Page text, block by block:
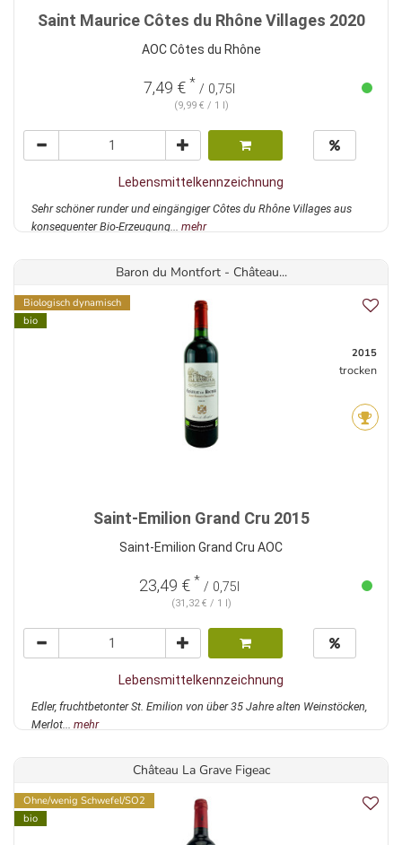
Saint Maurice Côtes du Rhône Villages 2020
AOC Côtes du Rhône
7,49 € * / 0,75l
(9,99 € / 1 l)
Lebensmittelkennzeichnung
Sehr schöner runder und eingängiger Côtes du Rhône Villages aus
konsequenter Bio-Erzeugung... mehr
Baron du Montfort - Château...
Biologisch dynamisch
bio
2015
trocken
Saint-Emilion Grand Cru 2015
Saint-Emilion Grand Cru AOC
23,49 € * / 0,75l
(31,32 € / 1 l)
Lebensmittelkennzeichnung
Edler, fruchtbetonter St. Emilion von über 35 Jahre alten Weinstöcken,
Merlot... mehr
Château La Grave Figeac
Ohne/wenig Schwefel/SO2
bio